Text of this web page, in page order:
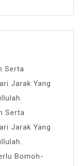
Serta
Jarak Yang
Serta
Jarak Yang
Bomoh-